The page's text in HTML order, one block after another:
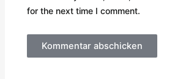
for the next time I comment.